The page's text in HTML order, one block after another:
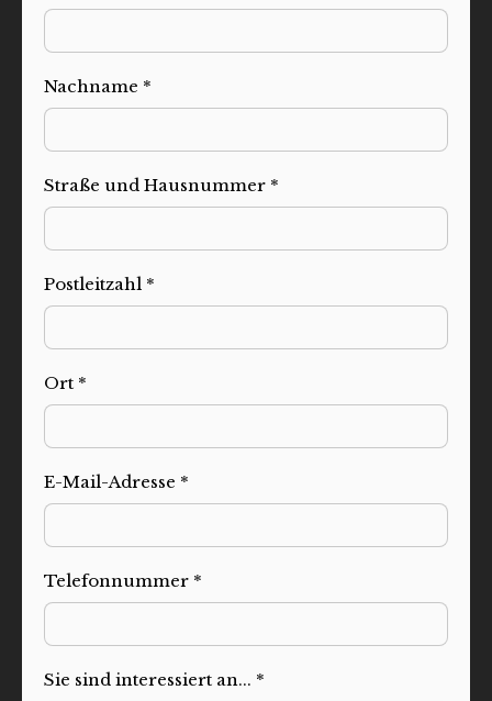
Nachname *
Straße und Hausnummer *
Postleitzahl *
Ort *
E-Mail-Adresse *
Telefonnummer *
Sie sind interessiert an... *